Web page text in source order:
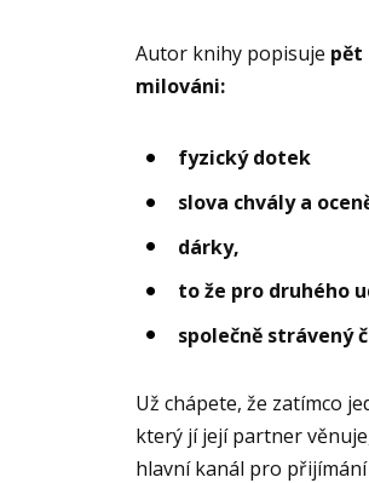
Autor knihy popisuje pět
milováni:
fyzický dotek
slova chvály a
dárky,
to že pro druhého
společně strávený
Už chápete, že zatímco
který jí její partner
hlavní kanál pro